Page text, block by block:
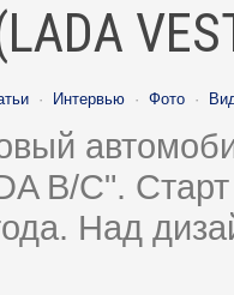
· Интервью · Фото ·
B/C".
Над